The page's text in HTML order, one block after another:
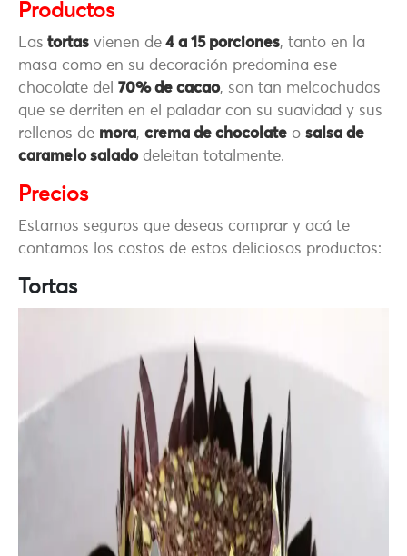
Productos
Las tortas vienen de 4 a 15 porciones, tanto en la
masa como en su decoración predomina ese
chocolate del 70% de cacao, son tan melcochudas
que se derriten en el paladar con su suavidad y sus
rellenos de mora, crema de chocolate o salsa de
caramelo saladodeleitan totalmente.
Precios
Estamos seguros que deseas comprar y acá te
contamos los costos de estos deliciosos productos:
Tortas